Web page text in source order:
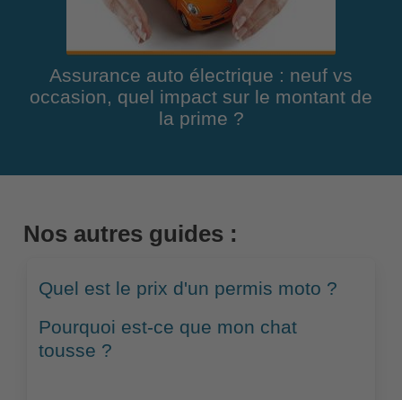
Assurance auto électrique : neuf vs
occasion, quel impact sur le montant de
la prime ?
Nos autres guides :
Quel est le prix d'un permis moto ?
Pourquoi est-ce que mon chat
tousse ?